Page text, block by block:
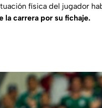
física del jugador
la carrera por su fichaje.